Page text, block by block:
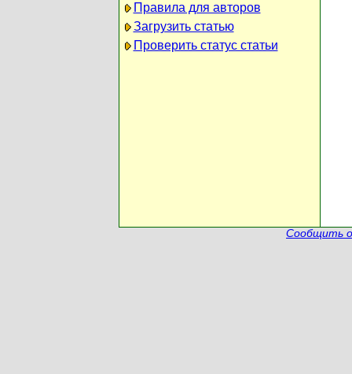
Правила для авторов
Загрузить статью
Проверить статус статьи
Сообщить о